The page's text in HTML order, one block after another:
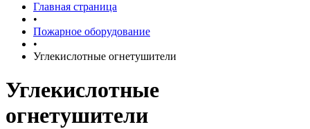
Главная страница
•
Пожарное оборудование
•
Углекислотные огнетушители
Углекислотные
огнетушители